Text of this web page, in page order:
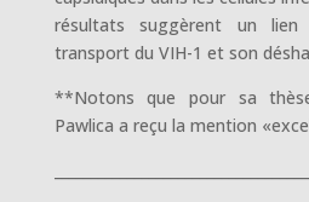
résultats suggèrent un
transport du VIH-1 et son
**Notons que pour sa
Pawlica a reçu la mention